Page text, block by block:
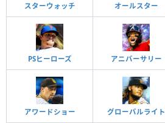
スターウォッチ オールスター
PSヒーローズ アニバーサリー
アワードショー グローバルライト